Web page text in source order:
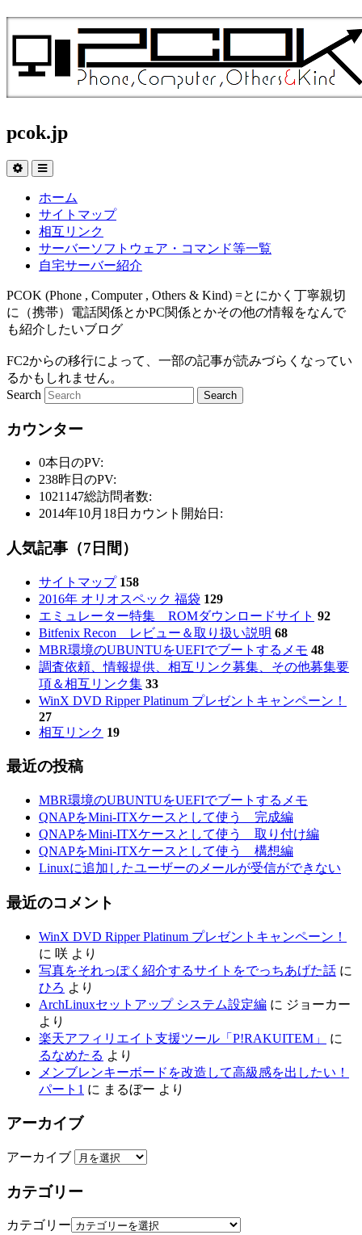
pcok.jp
ホーム
サイトマップ
相互リンク
サーバーソフトウェア・コマンド等一覧
自宅サーバー紹介
PCOK (Phone , Computer , Others & Kind) =とにかく丁寧親切
に（携帯）電話関係とかPC関係とかその他の情報をなんで
も紹介したいブログ
FC2からの移行によって、一部の記事が読みづらくなってい
るかもしれません。
Search
カウンター
0本日のPV:
238昨日のPV:
1021147総訪問者数:
2014年10月18日 カウント開始日:
人気記事（7日間）
サイトマップ 158
2016年 オリオスペック 福袋 129
エミュレーター特集 ROMダウンロードサイト 92
Bitfenix Recon レビュー＆取り扱い説明 68
MBR環境のUBUNTUをUEFIでブートするメモ 48
調査依頼、情報提供、相互リンク募集、その他募集要
項＆相互リンク集 33
WinX DVD Ripper Platinum プレゼントキャンペーン！
27
相互リンク 19
最近の投稿
MBR環境のUBUNTUをUEFIでブートするメモ
QNAPをMini-ITXケースとして使う 完成編
QNAPをMini-ITXケースとして使う 取り付け編
QNAPをMini-ITXケースとして使う 構想編
Linuxに追加したユーザーのメールが受信ができない
最近のコメント
WinX DVD Ripper Platinum プレゼントキャンペーン！
に 咲 より
写真をそれっぽく紹介するサイトをでっちあげた話 に
ひろ より
ArchLinuxセットアップ システム設定編 に ジョーカー
より
楽天アフィリエイト支援ツール「P!RAKUITEM」
に
るなめたる より
メンブレンキーボードを改造して高級感を出したい！
パート1 に まるぼー より
アーカイブ
アーカイブ
カテゴリー
カテゴリー